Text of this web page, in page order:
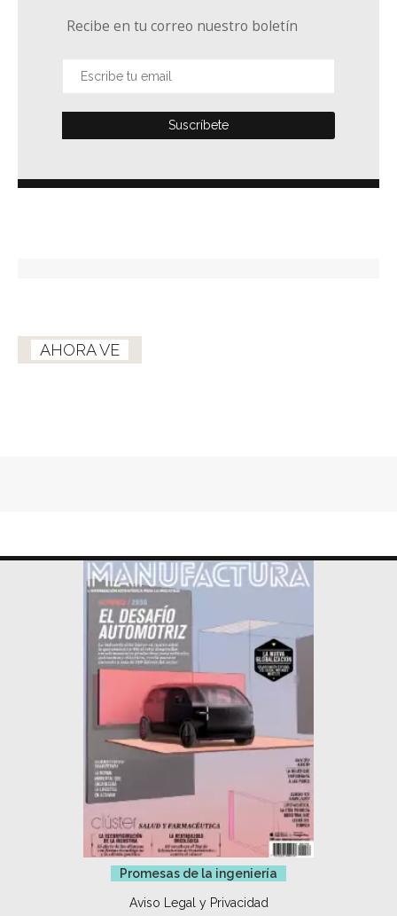
Recibe en tu correo nuestro boletín
AHORA VE
Promesas de la ingeniería
Aviso Legal y Privacidad